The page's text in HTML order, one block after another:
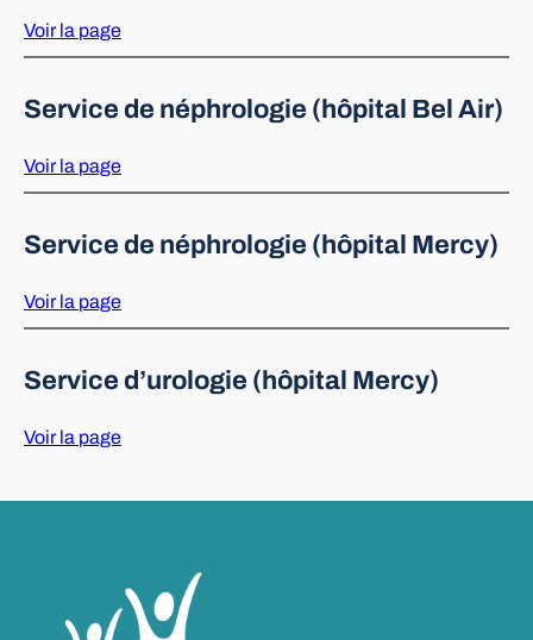
Voir la page
Service de néphrologie (hôpital Bel Air)
Voir la page
Service de néphrologie (hôpital Mercy)
Voir la page
Service d’urologie (hôpital Mercy)
Voir la page